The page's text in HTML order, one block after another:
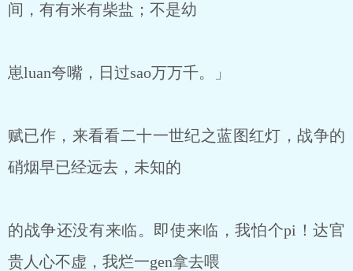
间，有有米有柴盐；不是幼
崽luan夸嘴，日过sao万万千。」
赋已作，来看看二十一世纪之蓝图红灯，战争的
硝烟早已经远去，未知的
的战争还没有来临。即使来临，我怕个pi！达官
贵人心不虚，我烂一gen拿去喂